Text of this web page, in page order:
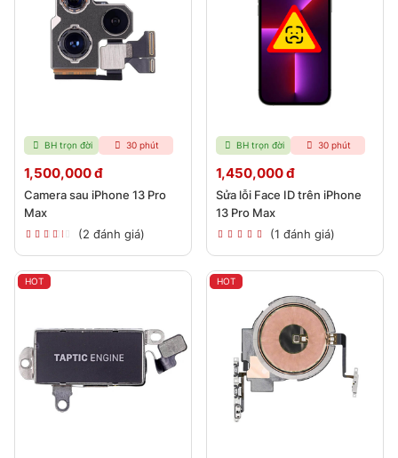
BH trọn đời 30 phút
1,500,000 đ
Camera sau iPhone 13 Pro
Max
(2 đánh giá)
BH trọn đời 30 phút
1,450,000 đ
Sửa lỗi Face ID trên iPhone
13 Pro Max
(1 đánh giá)
HOT HOT